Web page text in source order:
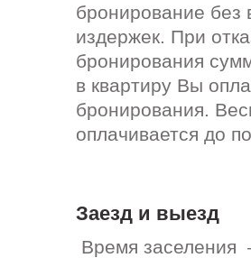
бронирование без
издержек. При
бронирования
в квартиру Вы
бронирования.
оплачивается до
Заезд и выезд
Время заселения